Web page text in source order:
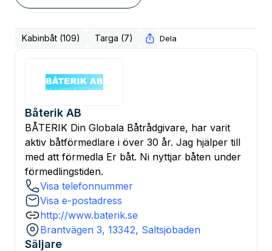
Kabinbåt (109) Targa (7) Dela
Båterik AB
BÅTERIK Din Globala Båtrådgivare, har varit
aktiv båtförmedlare i över 30 år. Jag hjälper till
med att förmedla Er båt. Ni nyttjar båten under
förmedlingstiden.
Visa telefonnummer
Visa e-postadress
http://www.baterik.se
Brantvägen 3, 13342, Saltsjöbaden
Säljare